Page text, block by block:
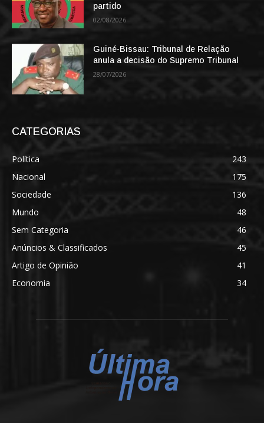
partido
02/08/2026
Guiné-Bissau: Tribunal de Relação
anula a decisão do Supremo Tribunal
28/07/2026
CATEGORIAS
Política
243
Nacional
175
Sociedade
136
Mundo
48
Sem Categoria
46
Anúncios & Classificados
45
Artigo de Opinião
41
Economia
34